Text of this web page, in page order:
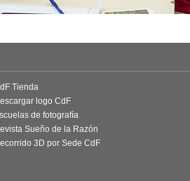
Tienda
logo CdF
de fotografía
Sueño de la Razón
3D por Sede CdF